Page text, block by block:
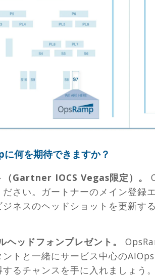
何を期待できますか？
（Gartner IOCS Vegas限定）。
さい。ガートナーのメイン登録
ネスのヘッドショットを更新す
ヘッドフォンプレゼント。
トと一緒にサービス中心の
るチャンスを手に入れましょう。